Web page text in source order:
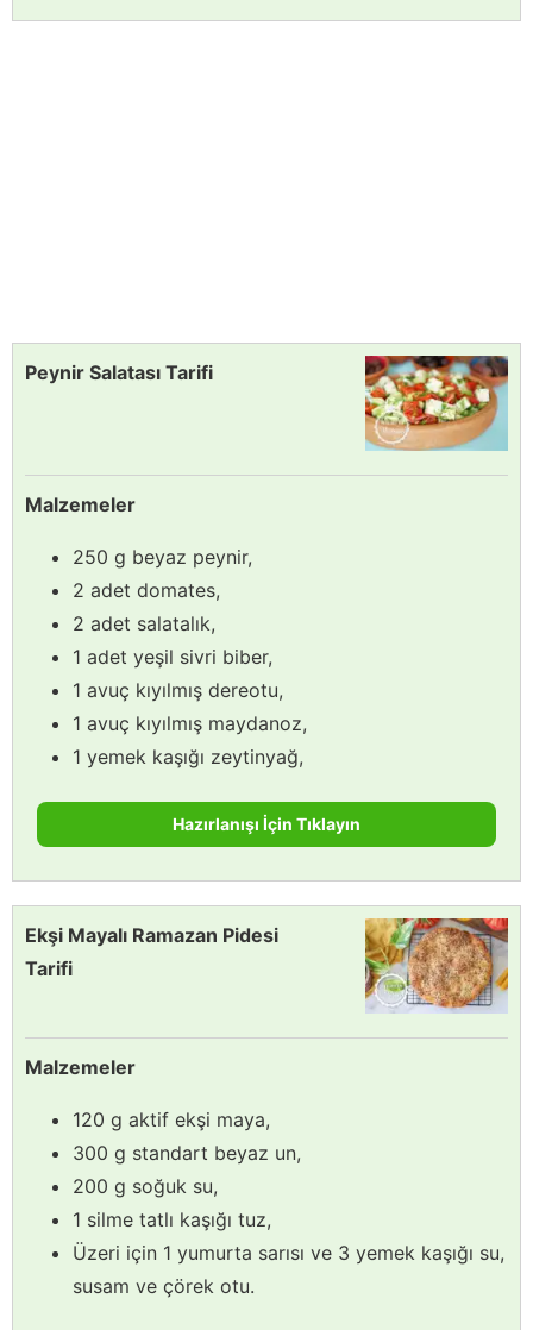
Peynir Salatası Tarifi
Malzemeler
250 g beyaz peynir,
2 adet domates,
2 adet salatalık,
1 adet yeşil sivri biber,
1 avuç kıyılmış dereotu,
1 avuç kıyılmış maydanoz,
1 yemek kaşığı zeytinyağ,
Hazırlanışı İçin Tıklayın
Ekşi Mayalı Ramazan Pidesi
Tarifi
Malzemeler
120 g aktif ekşi maya,
300 g standart beyaz un,
200 g soğuk su,
1 silme tatlı kaşığı tuz,
Üzeri için 1 yumurta sarısı ve 3 yemek kaşığı su,
susam ve çörek otu.